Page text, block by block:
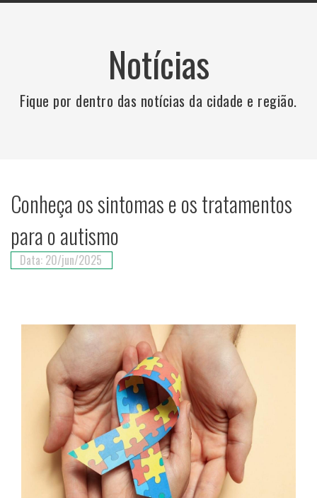
Notícias
Fique por dentro das notícias da cidade e região.
Conheça os sintomas e os tratamentos
para o autismo
Data: 20/jun/2025